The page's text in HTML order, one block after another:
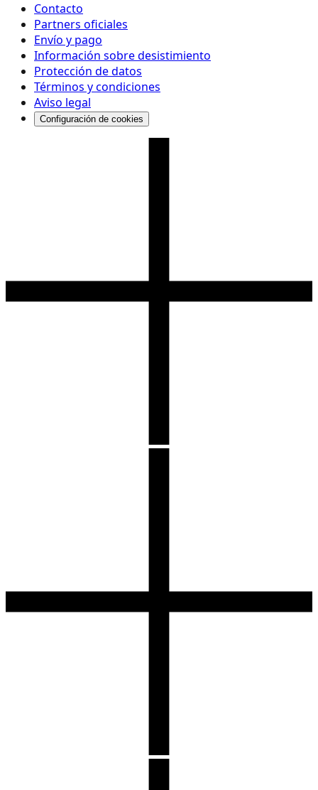
Contacto
Partners oficiales
Envío y pago
Información sobre desistimiento
Protección de datos
Términos y condiciones
Aviso legal
Configuración de cookies